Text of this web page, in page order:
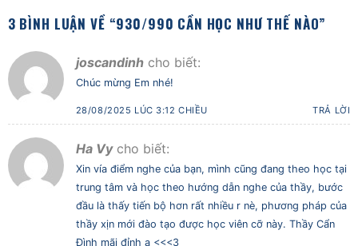
3 BÌNH LUẬN VỀ “930/990 CẦN HỌC NHƯ THẾ NÀO”
joscandinh cho biết:
Chúc mừng Em nhé!
28/08/2025 LÚC 3:12 CHIỀU TRẢ LỜI
Ha Vy cho biết:
Xin vía điểm nghe của bạn, mình cũng đang theo học tại
trung tâm và học theo hướng dẫn nghe của thầy, bước
đầu là thấy tiến bộ hơn rất nhiều r nè, phương pháp của
thầy xịn mới đào tạo được học viên cỡ này. Thầy Cẩn
Đình mãi đỉnh ạ <<<3